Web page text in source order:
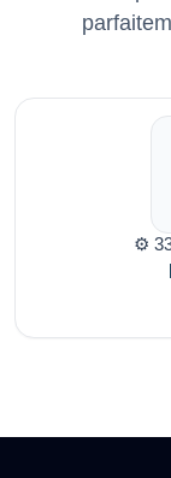
⚙️